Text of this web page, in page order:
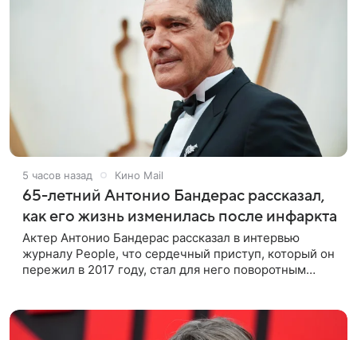
5 часов назад Кино Mail
65-летний Антонио Бандерас рассказал,
как его жизнь изменилась после инфаркта
Актер Антонио Бандерас рассказал в интервью
журналу People, что сердечный приступ, который он
пережил в 2017 году, стал для него поворотным